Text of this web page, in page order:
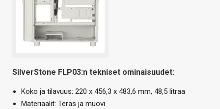
SilverStone FLP03:n tekniset ominaisuudet:
Koko ja tilavuus: 220 x 456,3 x 483,6 mm, 48,5 litraa
Materiaalit: Teräs ja muovi